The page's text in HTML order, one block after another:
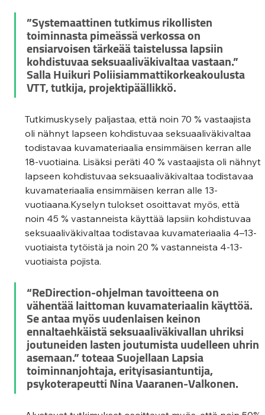
”Systemaattinen tutkimus rikollisten
toiminnasta pimeässä verkossa on
ensiarvoisen tärkeää taistelussa lapsiin
kohdistuvaa seksuaaliväkivaltaa vastaan.”
Salla Huikuri Poliisiammattikorkeakoulusta
VTT, tutkija, projektipäällikkö.
Tutkimuskysely paljastaa, että noin 70 % vastaajista
oli nähnyt lapseen kohdistuvaa seksuaaliväkivaltaa
todistavaa kuvamateriaalia ensimmäisen kerran alle
18-vuotiaina. Lisäksi peräti 40 % vastaajista oli nähnyt
lapseen kohdistuvaa seksuaaliväkivaltaa todistavaa
kuvamateriaalia ensimmäisen kerran alle 13-
vuotiaana.Kyselyn tulokset osoittavat myös, että
noin 45 % vastanneista käyttää lapsiin kohdistuvaa
seksuaaliväkivaltaa todistavaa kuvamateriaalia 4–13-
vuotiaista tytöistä ja noin 20 % vastanneista 4-13-
vuotiaista pojista.
“ReDirection-ohjelman tavoitteena on
vähentää laittoman kuvamateriaalin käyttöä.
Se antaa myös uudenlaisen keinon
ennaltaehkäistä seksuaaliväkivallan uhriksi
joutuneiden lasten joutumista uudelleen uhrin
asemaan.” toteaa Suojellaan Lapsia
toiminnanjohtaja, erityisasiantuntija,
psykoterapeutti Nina Vaaranen-Valkonen.